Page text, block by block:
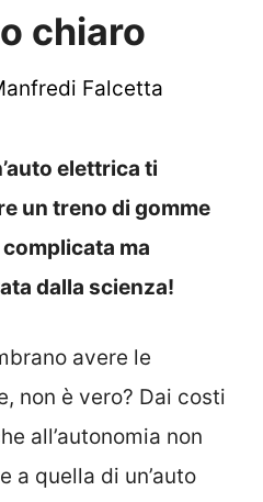
chiaro
Falcetta
elettrica ti
un treno di gomme
ma
dalla scienza!
avere le
non è vero? Dai costi
all’autonomia non
a quella di un’auto